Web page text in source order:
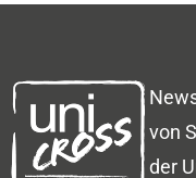
von
der